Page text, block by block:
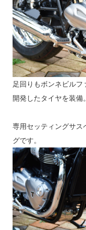
足回りもボンネビル
開発したタイヤを装備。
専用セッティングサス
グです。